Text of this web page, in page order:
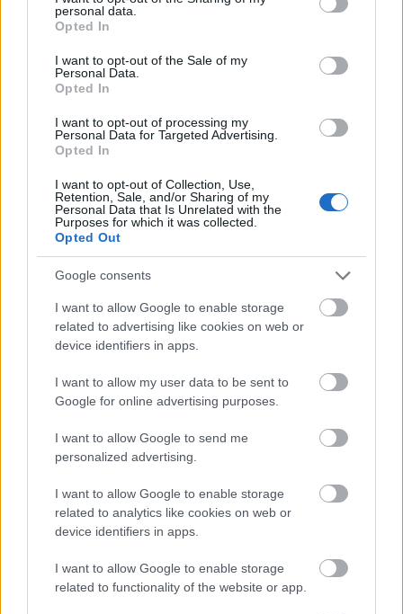
grant or deny consent to Google and its third-party tags to
use your data for below specified purposes in below Google
consent section.
personal data.
Opted In
I want to opt-out of the Sale of my
Personal Data.
Opted In
I want to opt-out of processing my
Personal Data for Targeted Advertising.
Opted In
I want to opt-out of Collection, Use,
Retention, Sale, and/or Sharing of my
Personal Data that Is Unrelated with the
Purposes for which it was collected.
Opted Out
Google consents
I want to allow Google to enable storage
related to advertising like cookies on web or
device identifiers in apps.
I want to allow my user data to be sent to
Google for online advertising purposes.
I want to allow Google to send me
personalized advertising.
I want to allow Google to enable storage
related to analytics like cookies on web or
device identifiers in apps.
I want to allow Google to enable storage
related to functionality of the website or app.
„Az Illatos úti ebteleppel való együttműködés különösen
fontos számunkra, hiszen mindketten ugyanarról a
helyzetről beszélünk, csak éppen más eszközökkel.
Tulajdonképpen mindegy, hogy az ember Dél-Afrikában
hagyja a kutyáját vagy az Illatos úton, a probléma
beszélünk egy problémáról, annál közelebb kerülünk a
megoldáshoz”– mondjaBüki Dóra, ügyvezető.